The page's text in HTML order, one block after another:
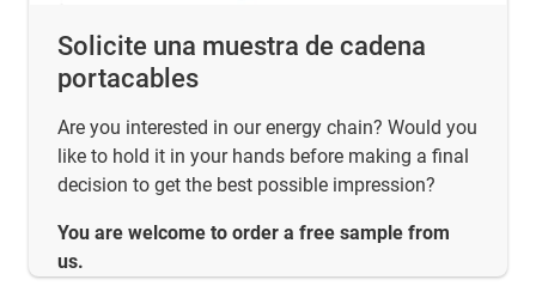
Solicite una muestra de cadena
portacables
Are you interested in our energy chain? Would you
like to hold it in your hands before making a final
decision to get the best possible impression?
You are welcome to order a free sample from
us.